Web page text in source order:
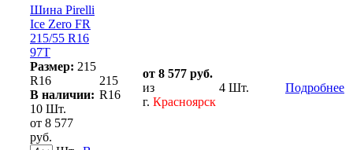
Шина Pirelli
Ice Zero FR
215/55 R16
97T
Размер: 215
R16
В наличии:
10 Шт.
от 8 577
руб.
215
R16
от 8 577 руб.
из
г. Красноярск
4 Шт. Подробнее